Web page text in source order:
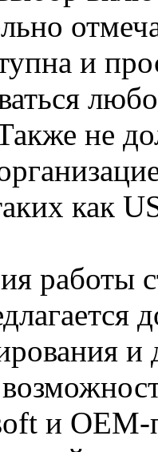
и
не
как
работы
и
и OEM-